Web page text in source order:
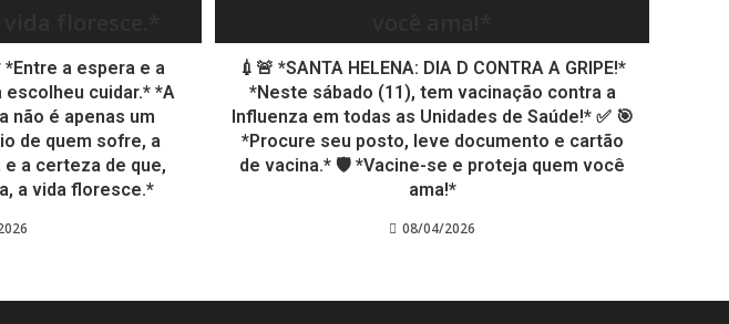
a espera e a
escolheu cuidar.* *A
não é apenas um
de quem sofre, a
a certeza de que,
a vida floresce.*
💉🚨 *SANTA HELENA: DIA D CONTRA A GRIPE!*
*Neste sábado (11), tem vacinação contra a
Influenza em todas as Unidades de Saúde!* ✅ 🎯
*Procure seu posto, leve documento e cartão
de vacina.* 🛡️ *Vacine-se e proteja quem você
ama!*
08/04/2026